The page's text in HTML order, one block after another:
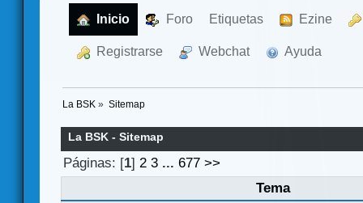
Inicio Foro Etiquetas Ezine
Registrarse Webchat Ayuda
La BSK » Sitemap
La BSK - Sitemap
Páginas: [1]2 3 ...677 >>
Tema